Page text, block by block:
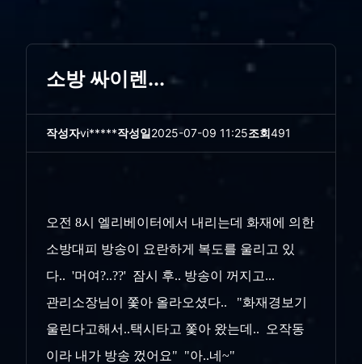
소방 싸이렌...
작성자vi*****작성일2025-07-09 11:25조회491
오전 8시 엘리베이터에서 내리는데 화재에 의한
소방대피 방송이 요란하게 복도를 울리고 있
다.. '머여?..??' 잠시 후.. 방송이 꺼지고...
관리소장님이 쫓아 올라오셨다.. "화재경보기
울린다고해서..택시타고 쫓아 왔는데.. 오작동
이라 내가 방송 껐어요" "아..네~"